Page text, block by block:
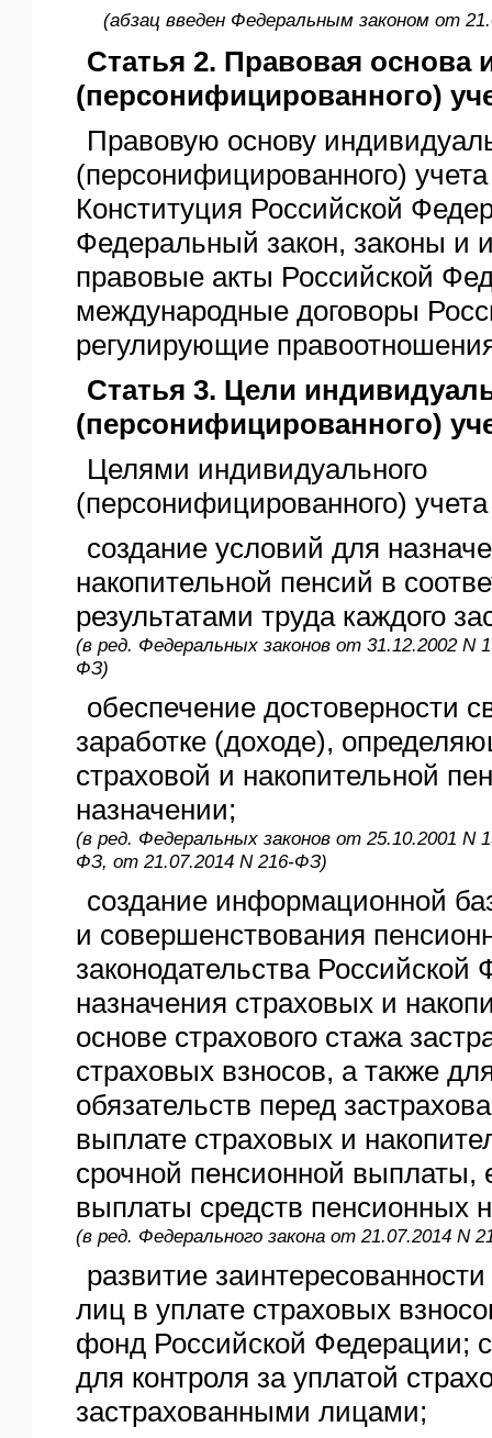
(абзац введен Федеральным законом от
Статья 2. Правовая основа
(персонифицированного)
Правовую основу
(персонифицированного)
Конституция Российской
Федеральный закон, законы и
правовые акты Российской
международные договоры
регулирующие
Статья 3. Цели
(персонифицированного)
Целями индивидуального
(персонифицированного)
создание условий для
накопительной пенсий в
результатами труда каждого
(в ред. Федеральных законов от 31.12.2002 N
ФЗ)
обеспечение достоверности
заработке (доходе),
страховой и накопительной
назначении;
(в ред. Федеральных законов от 25.10.2001 N
ФЗ, от 21.07.2014 N 216-ФЗ)
создание информационной
и совершенствования
законодательства
назначения страховых и
основе страхового стажа
страховых взносов, а также
обязательств перед
выплате страховых и
срочной пенсионной выплаты,
выплаты средств пенсионных
(в ред. Федерального закона от 21.07.2014 N
развитие
лиц в уплате страховых
фонд Российской Федерации;
для контроля за уплатой
застрахованными лицами;